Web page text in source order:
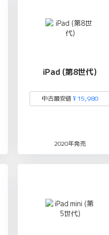
iPad (第8世代)
中古最安値 ¥ 15,980
2020年発売